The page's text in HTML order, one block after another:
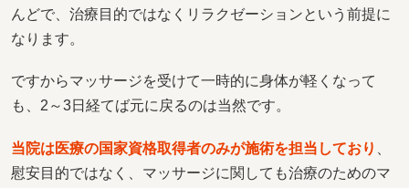
んどで、治療目的ではなくリラクゼーションという前提に
なります。
ですからマッサージを受けて一時的に身体が軽くなって
も、2～3日経てば元に戻るのは当然です。
当院は医療の国家資格取得者のみが施術を担当しており
慰安目的ではなく、マッサージに関しても治療のためのマ